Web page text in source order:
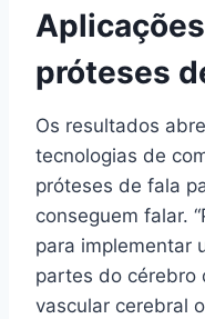
próteses
Os resultados
tecnologias de
próteses de fala
conseguem falar.
para implementar
partes do cérebro
vascular cerebral